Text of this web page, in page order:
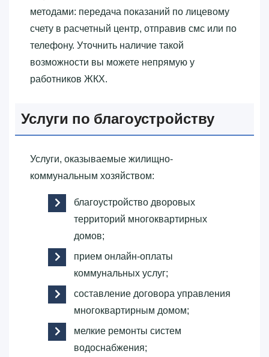
методами: передача показаний по лицевому
счету в расчетный центр, отправив смс или по
телефону. Уточнить наличие такой
возможности вы можете непрямую у
работников ЖКХ.
Услуги по благоустройству
Услуги, оказываемые жилищно-
коммунальным хозяйством:
благоустройство дворовых
территорий многоквартирных
домов;
прием онлайн-оплаты
коммунальных услуг;
составление договора управления
многоквартирным домом;
мелкие ремонты систем
водоснабжения;